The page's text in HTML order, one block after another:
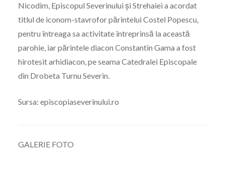
Nicodim, Episcopul Severinului și Strehaiei a acordat
titlul de iconom-stavrofor părintelui Costel Popescu,
pentru întreaga sa activitate întreprinsă la această
parohie, iar părintele diacon Constantin Gama a fost
hirotesit arhidiacon, pe seama Catedralei Episcopale
din Drobeta Turnu Severin.
Sursa: episcopiaseverinului.ro
GALERIE FOTO